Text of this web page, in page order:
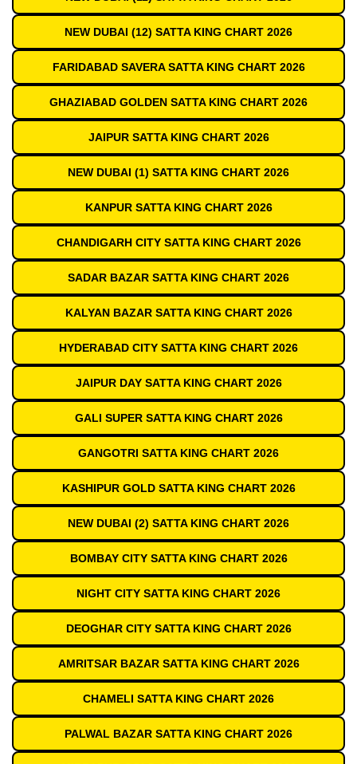
NEW DUBAI (12) SATTA KING CHART 2026
FARIDABAD SAVERA SATTA KING CHART 2026
GHAZIABAD GOLDEN SATTA KING CHART 2026
JAIPUR SATTA KING CHART 2026
NEW DUBAI (1) SATTA KING CHART 2026
KANPUR SATTA KING CHART 2026
CHANDIGARH CITY SATTA KING CHART 2026
SADAR BAZAR SATTA KING CHART 2026
KALYAN BAZAR SATTA KING CHART 2026
HYDERABAD CITY SATTA KING CHART 2026
JAIPUR DAY SATTA KING CHART 2026
GALI SUPER SATTA KING CHART 2026
GANGOTRI SATTA KING CHART 2026
KASHIPUR GOLD SATTA KING CHART 2026
NEW DUBAI (2) SATTA KING CHART 2026
BOMBAY CITY SATTA KING CHART 2026
NIGHT CITY SATTA KING CHART 2026
DEOGHAR CITY SATTA KING CHART 2026
AMRITSAR BAZAR SATTA KING CHART 2026
CHAMELI SATTA KING CHART 2026
PALWAL BAZAR SATTA KING CHART 2026